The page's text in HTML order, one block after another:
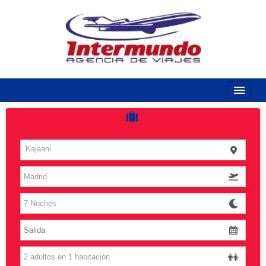
Costas
Vuelos
Islas
Caribe
Grandes Viajes
Kajaani